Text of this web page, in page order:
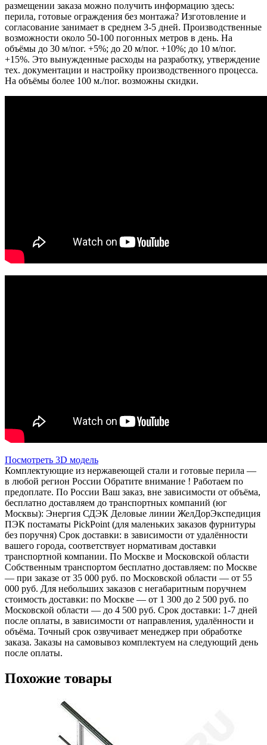
размещении заказа можно получить информацию здесь:
перила, готовые ограждения без монтажа? Изготовление и
согласование занимает в среднем 3-5 дней. Производственные
возможности около 50-100 погонных метров в день. На
объёмы до 30 м/пог. +5%; до 20 м/пог. +10%; до 10 м/пог.
+15%. Это вынужденные расходы на разработку, утверждение
тех. документации и настройку производственного процесса.
На объёмы более 100 м./пог. возможны скидки.
Посмотреть 3D модель
Комплектующие из нержавеющей стали и готовые перила —
в любой регион России Обратите внимание ! Работаем по
предоплате. По России Ваш заказ, вне зависимости от объёма,
бесплатно доставляем до транспортных компаний (юг
Москвы): Энергия СДЭК Деловые линии ЖелДорЭкспедиция
ПЭК постаматы PickPoint (для маленьких заказов фурнитуры
без поручня) Срок доставки: в зависимости от удалённости
вашего города, соответствует нормативам доставки
транспортной компании. По Москве и Московской области
Собственным транспортом бесплатно доставляем: по Москве
— при заказе от 35 000 руб. по Московской области — от 55
000 руб. Для небольших заказов с негабаритным поручнем
стоимость доставки: по Москве — от 1 300 до 2 500 руб. по
Московской области — до 4 500 руб. Срок доставки: 1-7 дней
после оплаты, в зависимости от направления, удалённости и
объёма. Точный срок озвучивает менеджер при обработке
заказа. Заказы на самовывоз комплектуем на следующий день
после оплаты.
Похожие товары